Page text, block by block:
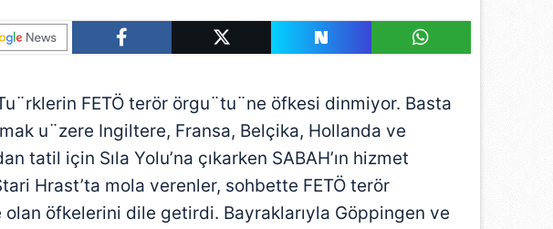
FETÖ terör örgu¨tu¨ne öfkesi dinmiyor. Basta
u¨zere Ingiltere, Fransa, Belçika, Hollanda ve
tatil için Sıla Yolu’na çıkarken SABAH’ın hizmet
Hrast’ta mola verenler, sohbette FETÖ terör
olan öfkelerini dile getirdi. Bayraklarıyla Göppingen ve